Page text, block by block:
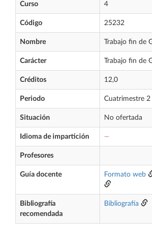
Curso 4
Código 25232
Nombre Trabajo fin de
Carácter Trabajo fin de
Créditos 12,0
Periodo Cuatrimestre 2
Situación No ofertada
Idioma de impartición —
Profesores
Guía docente Formato web
Bibliografía
recomendada
Bibliografía